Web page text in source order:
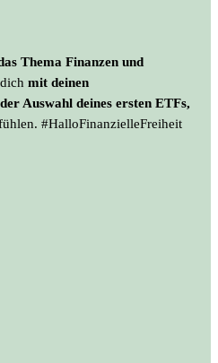
Thema Finanzen und
mit deinen
Auswahl deines ersten ETFs,
#HalloFinanzielleFreiheit